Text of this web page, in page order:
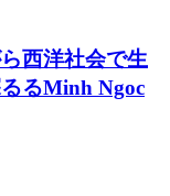
西洋社会で生
るMinh Ngoc